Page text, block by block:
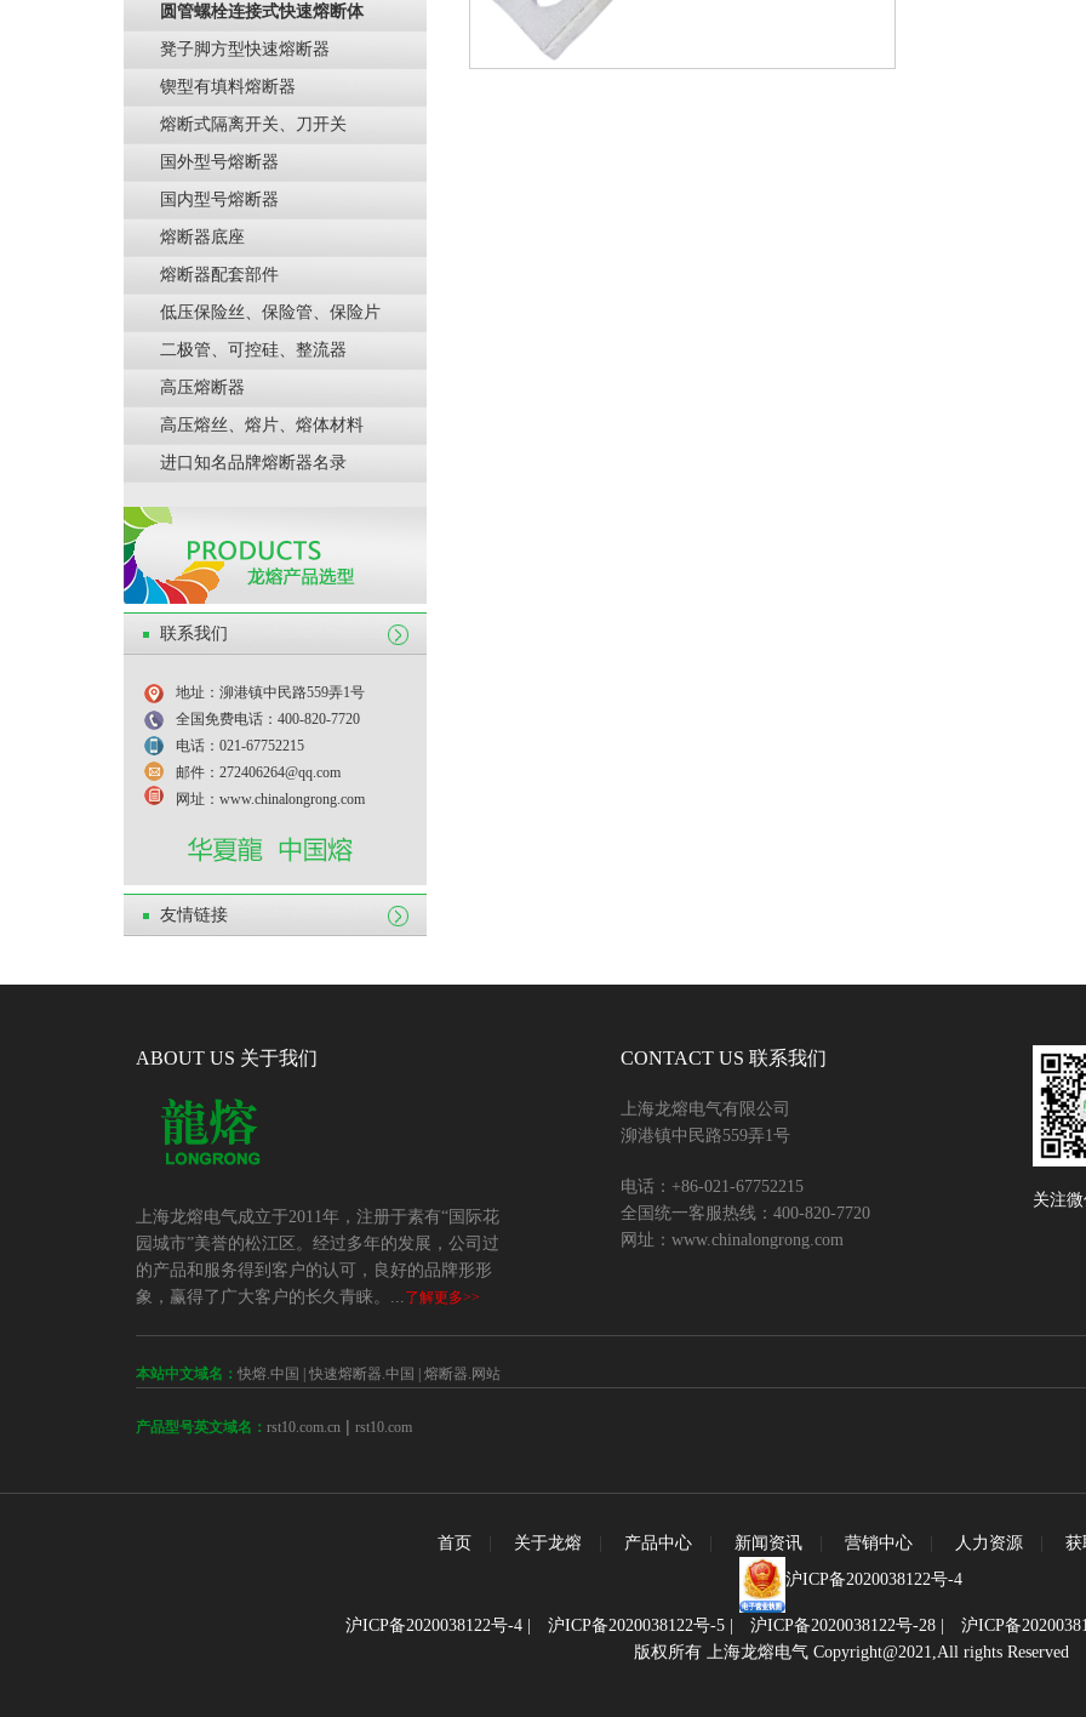
圆管螺栓连接式快速熔断体
凳子脚方型快速熔断器
锲型有填料熔断器
熔断式隔离开关、刀开关
国外型号熔断器
国内型号熔断器
熔断器底座
熔断器配套部件
低压保险丝、保险管、保险片
二极管、可控硅、整流器
高压熔断器
高压熔丝、熔片、熔体材料
进口知名品牌熔断器名录
联系我们
地址：泖港镇中民路559弄1号
全国免费电话：400-820-7720
电话：021-67752215
邮件：272406264@qq.com
网址：www.chinalongrong.com
友情链接
ABOUT US 关于我们
上海龙熔电气成立于2011年，注册于素有“国际花
园城市”美誉的松江区。经过多年的发展，公司过
的产品和服务得到客户的认可，良好的品牌形形
象，赢得了广大客户的长久青睐。...了解更多>>
CONTACT US 联系我们
上海龙熔电气有限公司
泖港镇中民路559弄1号
电话：+86-021-67752215
全国统一客服热线：400-820-7720
网址：www.chinalongrong.com
关注
本站中文域名： 快熔.中国 快速熔断器.中国 熔断器.网站
产品型号英文域名： rst10.com.cn | rst10.com
首页 关于龙熔 产品中心 新闻资讯 营销中心 人力资源 获
沪ICP备2020038122号-4
沪ICP备2020038122号-4| 沪ICP备2020038122号-5| 沪ICP备2020038122号-28| 沪ICP备
版权所有 上海龙熔电气 Copyright@2021,All rights Reserved